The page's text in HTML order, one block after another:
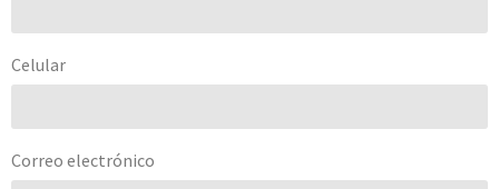
Celular
Correo electrónico